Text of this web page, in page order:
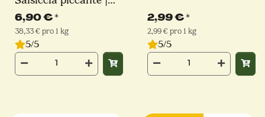
180 g
6,90 €*
38,33 € pro 1 kg
5/5
2,99 €*
2,99 € pro 1 kg
5/5